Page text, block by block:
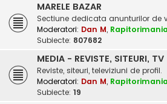
MARELE BAZAR
Sectiune dedicata anunturilor de
Moderatori: Dan M, Rapitorimania
Subiecte: 807682
MEDIA - REVISTE, SITEURI, TV
Reviste, siteuri, televiziuni de profil.
Moderatori: Dan M, Rapitorimania
Subiecte: 19